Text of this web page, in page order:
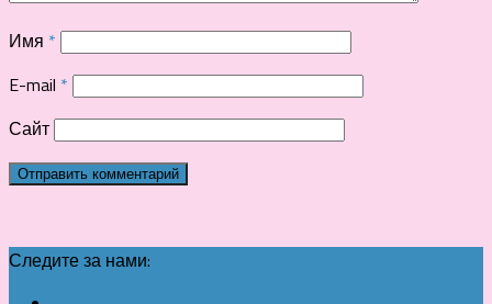
Имя *
E-mail *
Сайт
Следите за нами: